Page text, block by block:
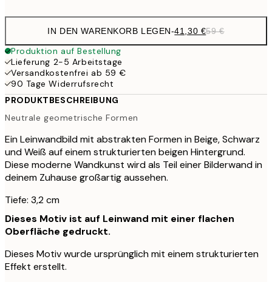
IN DEN WARENKORB LEGEN-41,30 €59 €
Produktion auf Bestellung
Lieferung 2-5 Arbeitstage
Versandkostenfrei ab 59 €
90 Tage Widerrufsrecht
PRODUKTBESCHREIBUNG
Neutrale geometrische Formen
Ein Leinwandbild mit abstrakten Formen in Beige, Schwarz
und Weiß auf einem strukturierten beigen Hintergrund.
Diese moderne Wandkunst wird als Teil einer Bilderwand in
deinem Zuhause großartig aussehen.
Tiefe: 3,2 cm
Dieses Motiv ist auf Leinwand mit einer flachen
Oberfläche gedruckt.
Dieses Motiv wurde ursprünglich mit einem strukturierten
Effekt erstellt.